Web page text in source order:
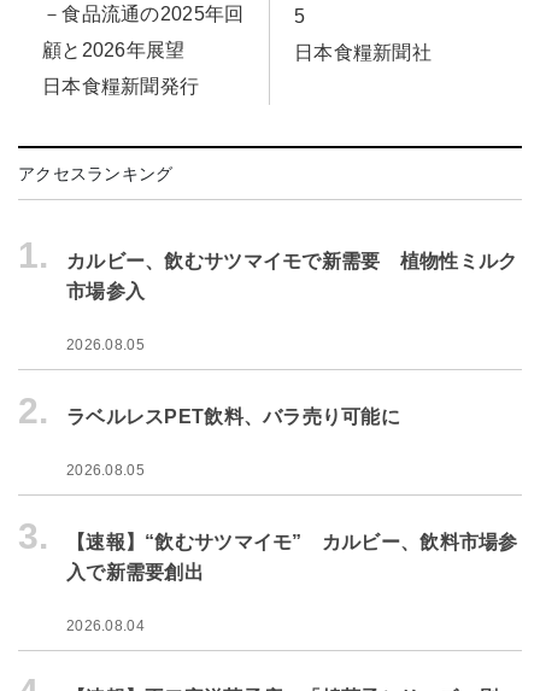
－食品流通の2025年回
顧と2026年展望
日本食糧新聞発行
5
日本食糧新聞社
アクセスランキング
1.
カルビー、飲むサツマイモで新需要 植物性ミルク
市場参入
2026.08.05
2. ラベルレスPET飲料、バラ売り可能に
2026.08.05
3.
【速報】“飲むサツマイモ” カルビー、飲料市場参
入で新需要創出
2026.08.04